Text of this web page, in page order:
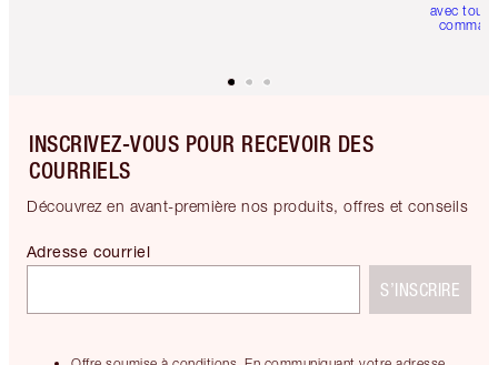
avec
INSCRIVEZ-VOUS POUR RECEVOIR DES
COURRIELS
Découvrez en avant-première nos produits, offres et conseils
Adresse courriel
S’INSCRIRE